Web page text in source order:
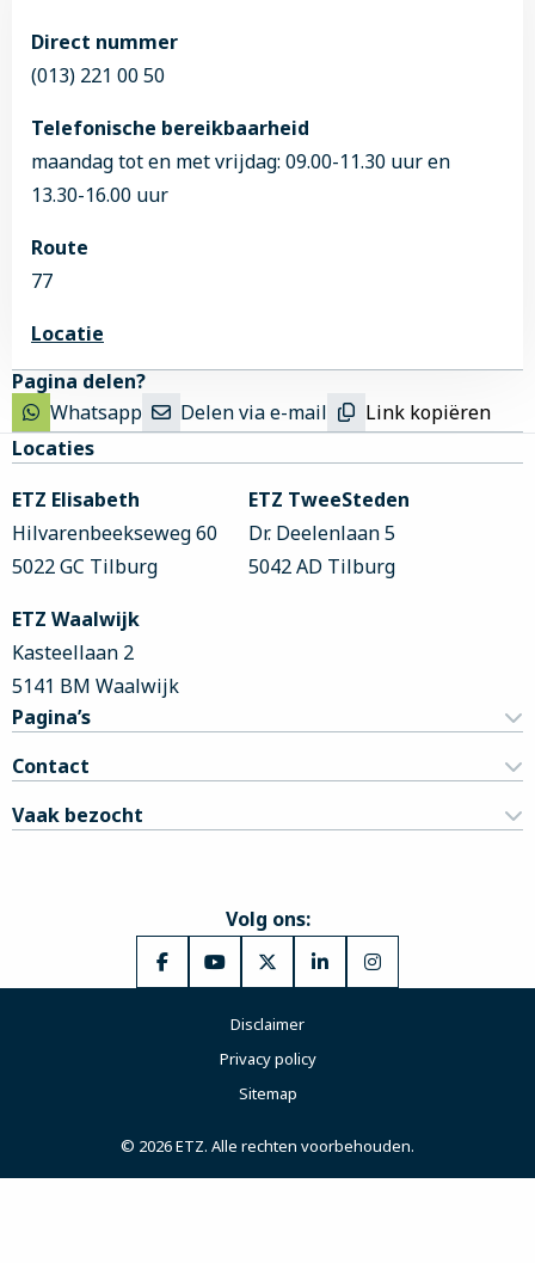
Direct nummer
(013) 221 00 50
Telefonische bereikbaarheid
maandag tot en met vrijdag: 09.00-11.30 uur en
13.30-16.00 uur
Route
77
Locatie
Pagina delen?
Whatsapp
Delen via e-mail Link kopiëren
Site
footer
Locaties
ETZ Elisabeth
Hilvarenbeekseweg 60
5022 GC Tilburg
ETZ TweeSteden
Dr. Deelenlaan 5
5042 AD Tilburg
ETZ Waalwijk
Kasteellaan 2
5141 BM Waalwijk
Pagina’s
Contact
Vaak bezocht
Volg ons:
Ga
Facebook
Ga
YouTube
Ga
X
Ga
Ga
Disclaimer
Privacy policy
Sitemap
© 2026 ETZ. Alle rechten voorbehouden.